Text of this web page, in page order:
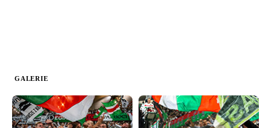
GALERIE